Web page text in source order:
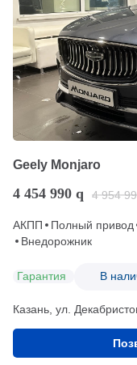
Geely Monjaro
4 454 990 q 4 954
АКПП Полный привод
Внедорожник
Гарантия В
Казань, ул.